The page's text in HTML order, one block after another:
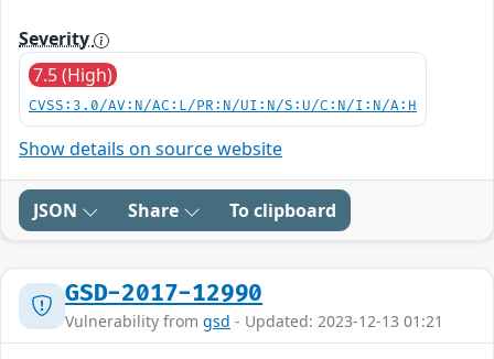
Severity
7.5 (High)
CVSS:3.0/AV:N/AC:L/PR:N/UI:N/S:U/C:N/I:N/A:H
Show details on source website
JSON Share To clipboard
GSD-2017-12990
Vulnerability from gsd - Updated: 2023-12-13 01:21